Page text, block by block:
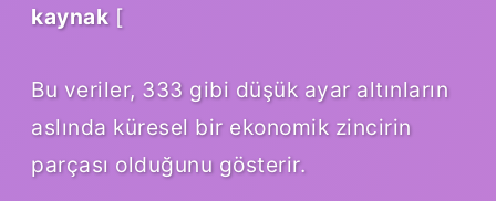
kaynak[
Bu veriler, 333 gibi düşük ayar altınların
aslında küresel bir ekonomik zincirin
parçası olduğunu gösterir.